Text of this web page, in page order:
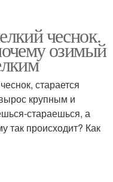
чеснок.
озимый
старается
крупным и
стараешься, а
так происходит? Как